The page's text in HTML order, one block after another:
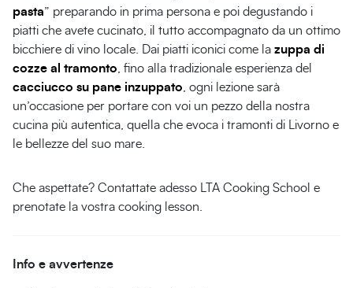
pasta” preparando in prima persona e poi degustando i
piatti che avete cucinato, il tutto accompagnato da un ottimo
bicchiere di vino locale. Dai piatti iconici come la zuppa di
cozze al tramonto , fino alla tradizionale esperienza del
cacciucco su pane inzuppato , ogni lezione sarà
un’occasione per portare con voi un pezzo della nostra
cucina più autentica, quella che evoca i tramonti di Livorno e
le bellezze del suo mare.
Che aspettate? Contattate adesso LTA Cooking School e
prenotate la vostra cooking lesson.
Info e avvertenze